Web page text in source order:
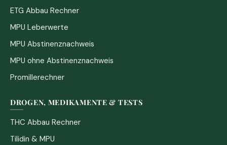
ETG Abbau Rechner
MPU Leberwerte
MPU Abstinenznachweis
MPU ohne Abstinenznachweis
Promillerechner
DROGEN, MEDIKAMENTE & TESTS
THC Abbau Rechner
Tilidin & MPU